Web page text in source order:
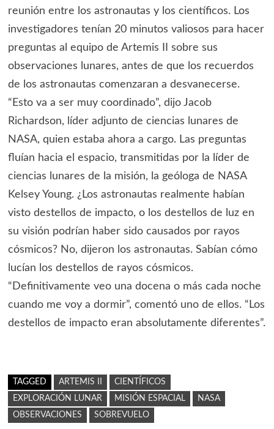
reunión entre los astronautas y los científicos. Los
investigadores tenían 20 minutos valiosos para hacer
preguntas al equipo de Artemis II sobre sus
observaciones lunares, antes de que los recuerdos
de los astronautas comenzaran a desvanecerse.
“Esto va a ser muy coordinado”, dijo Jacob
Richardson, líder adjunto de ciencias lunares de
NASA, quien estaba ahora a cargo. Las preguntas
fluían hacia el espacio, transmitidas por la líder de
ciencias lunares de la misión, la geóloga de NASA
Kelsey Young. ¿Los astronautas realmente habían
visto destellos de impacto, o los destellos de luz en
su visión podrían haber sido causados por rayos
cósmicos? No, dijeron los astronautas. Sabían cómo
lucían los destellos de rayos cósmicos.
“Definitivamente veo una docena o más cada noche
cuando me voy a dormir”, comentó uno de ellos. “Los
destellos de impacto eran absolutamente diferentes”.
TAGGED ARTEMIS II
CIENTÍFICOS
EXPLORACIÓN LUNAR
MISIÓN ESPACIAL
NASA
OBSERVACIONES
SOBREVUELO